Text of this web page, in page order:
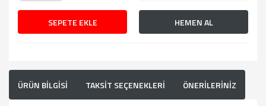
SEPETE EKLE HEMEN AL
ÜRÜN BİLGİSİ TAKSİT SEÇENEKLERİ ÖNERİLERİNİZ